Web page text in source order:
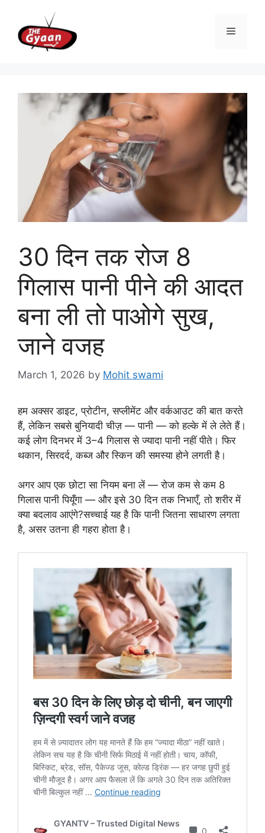
content
Menu
30 दिन तक रोज 8
गिलास पानी पीने की आदत
बना ली तो पाओगे सुख,
जाने वजह
March 1, 2026 by Mohit swami
हम अक्सर डाइट, प्रोटीन, सप्लीमेंट और वर्कआउट की बात करते
हैं, लेकिन सबसे बुनियादी चीज़ — पानी — को हल्के में ले लेते हैं।
कई लोग दिनभर में 3–4 गिलास से ज्यादा पानी नहीं पीते। फिर
थकान, सिरदर्द, कब्ज और स्किन की समस्या होने लगती है।
अगर आप एक छोटा सा नियम बना लें — रोज कम से कम 8
गिलास पानी पियूँगा — और इसे 30 दिन तक निभाएँ, तो शरीर में
क्या बदलाव आएंगे?सच्चाई यह है कि पानी जितना साधारण लगता
है, असर उतना ही गहरा होता है।